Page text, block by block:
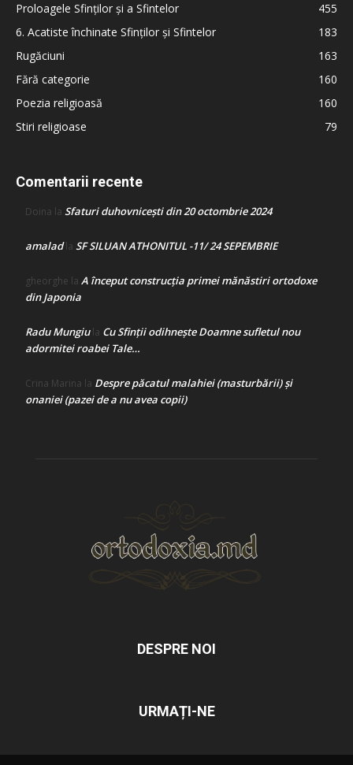
Proloagele Sfinților și a Sfintelor
455
6. Acatiste închinate Sfinților și Sfintelor
183
Rugăciuni
163
Fără categorie
160
Poezia religioasă
160
Stiri religioase
79
Comentarii recente
Doina la Sfaturi duhovnicești din 20 octombrie 2024
amaladla SF SILUAN ATHONITUL -11/ 24 SEPEMBRIE
gheorghe la A început construcţia primei mănăstiri ortodoxe
din Japonia
Radu Mungiula Cu Sfinții odihnește Doamne sufletul nou
adormitei roabei Tale…
Crina Marina la Despre păcatul malahiei (masturbării) şi
onaniei (pazei de a nu avea copii)
DESPRE NOI
URMAȚI-NE